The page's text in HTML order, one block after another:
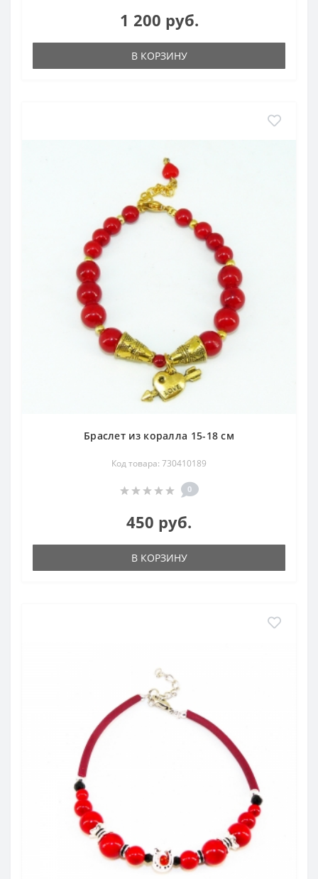
1 200 руб.
В КОРЗИНУ
Браслет из коралла 15-18 см
Код товара: 730410189
0
450 руб.
В КОРЗИНУ